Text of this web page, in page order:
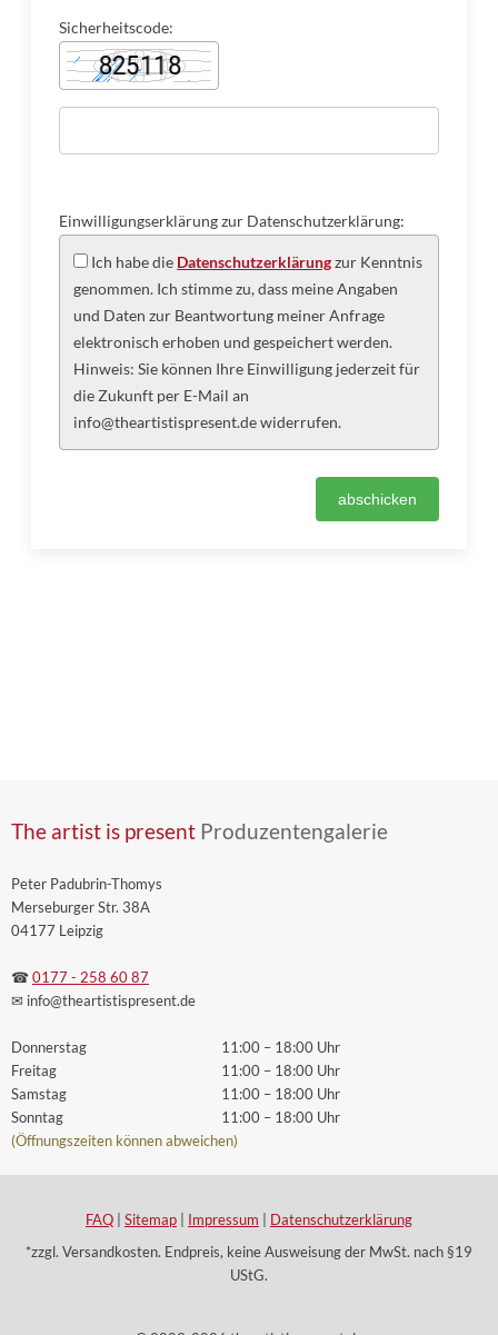
Sicherheitscode:
Einwilligungserklärung zur Datenschutzerklärung:
Ich habe die Datenschutzerklärungzur Kenntnis
genommen. Ich stimme zu, dass meine Angaben
und Daten zur Beantwortung meiner Anfrage
elektronisch erhoben und gespeichert werden.
Hinweis: Sie können Ihre Einwilligung jederzeit für
die Zukunft per E-Mail an
info@theartistispresent.de widerrufen.
The artist is present Produzentengalerie
Peter Padubrin-Thomys
Merseburger Str. 38A
04177 Leipzig
☎ 0177 - 258 60 87
✉ info@theartistispresent.de
Donnerstag
Freitag
Samstag
Sonntag
11:00 – 18:00 Uhr
11:00 – 18:00 Uhr
11:00 – 18:00 Uhr
11:00 – 18:00 Uhr
(Öffnungszeiten können abweichen)
FAQ Sitemap Impressum
Datenschutzerklärung
*zzgl. Versandkosten. Endpreis, keine Ausweisung der MwSt. nach §19
UStG.